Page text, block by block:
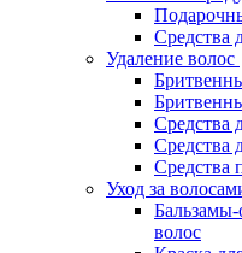
Средства
Удаление волос
Средства
Средства
Средства
Уход за
Бальзамы-
волос